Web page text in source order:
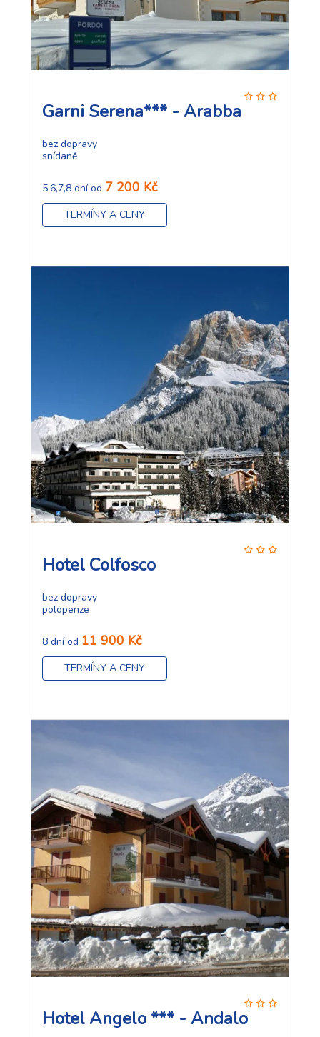
Garni Serena*** - Arabba
bez dopravy
snídaně
5,6,7,8 dní od 7 200 Kč
TERMÍNY A CENY
Hotel Colfosco
bez dopravy
polopenze
8 dní od 11 900 Kč
TERMÍNY A CENY
Hotel Angelo *** - Andalo